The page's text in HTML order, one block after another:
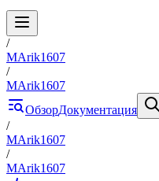
/
MArik1607
/
MArik1607
ОбзорДокументация
/
MArik1607
/
MArik1607